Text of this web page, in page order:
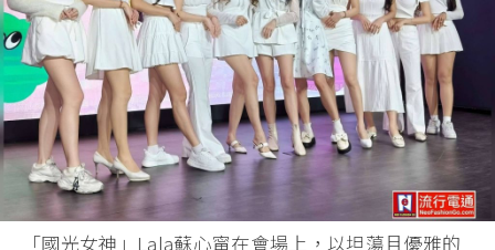
「國光女神」Lala蘇心甯在會場上，以坦蕩且優雅的